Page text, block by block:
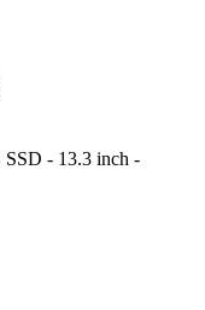
- 13.3 inch -